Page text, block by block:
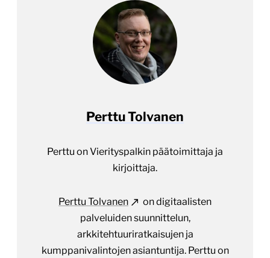
Perttu Tolvanen
Perttu on Vierityspalkin päätoimittaja ja
kirjoittaja.
Perttu Tolvanen
on digitaalisten
palveluiden suunnittelun,
arkkitehtuuriratkaisujen ja
kumppanivalintojen asiantuntija. Perttu on